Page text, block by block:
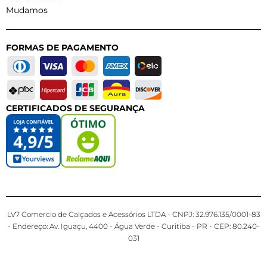
Mudamos
FORMAS DE PAGAMENTO
CERTIFICADOS DE SEGURANÇA
LV7 Comercio de Calçados e Acessórios LTDA - CNPJ: 32.976.135/0001-83
- Endereço: Av. Iguaçu, 4400 - Água Verde - Curitiba - PR - CEP: 80.240-
031